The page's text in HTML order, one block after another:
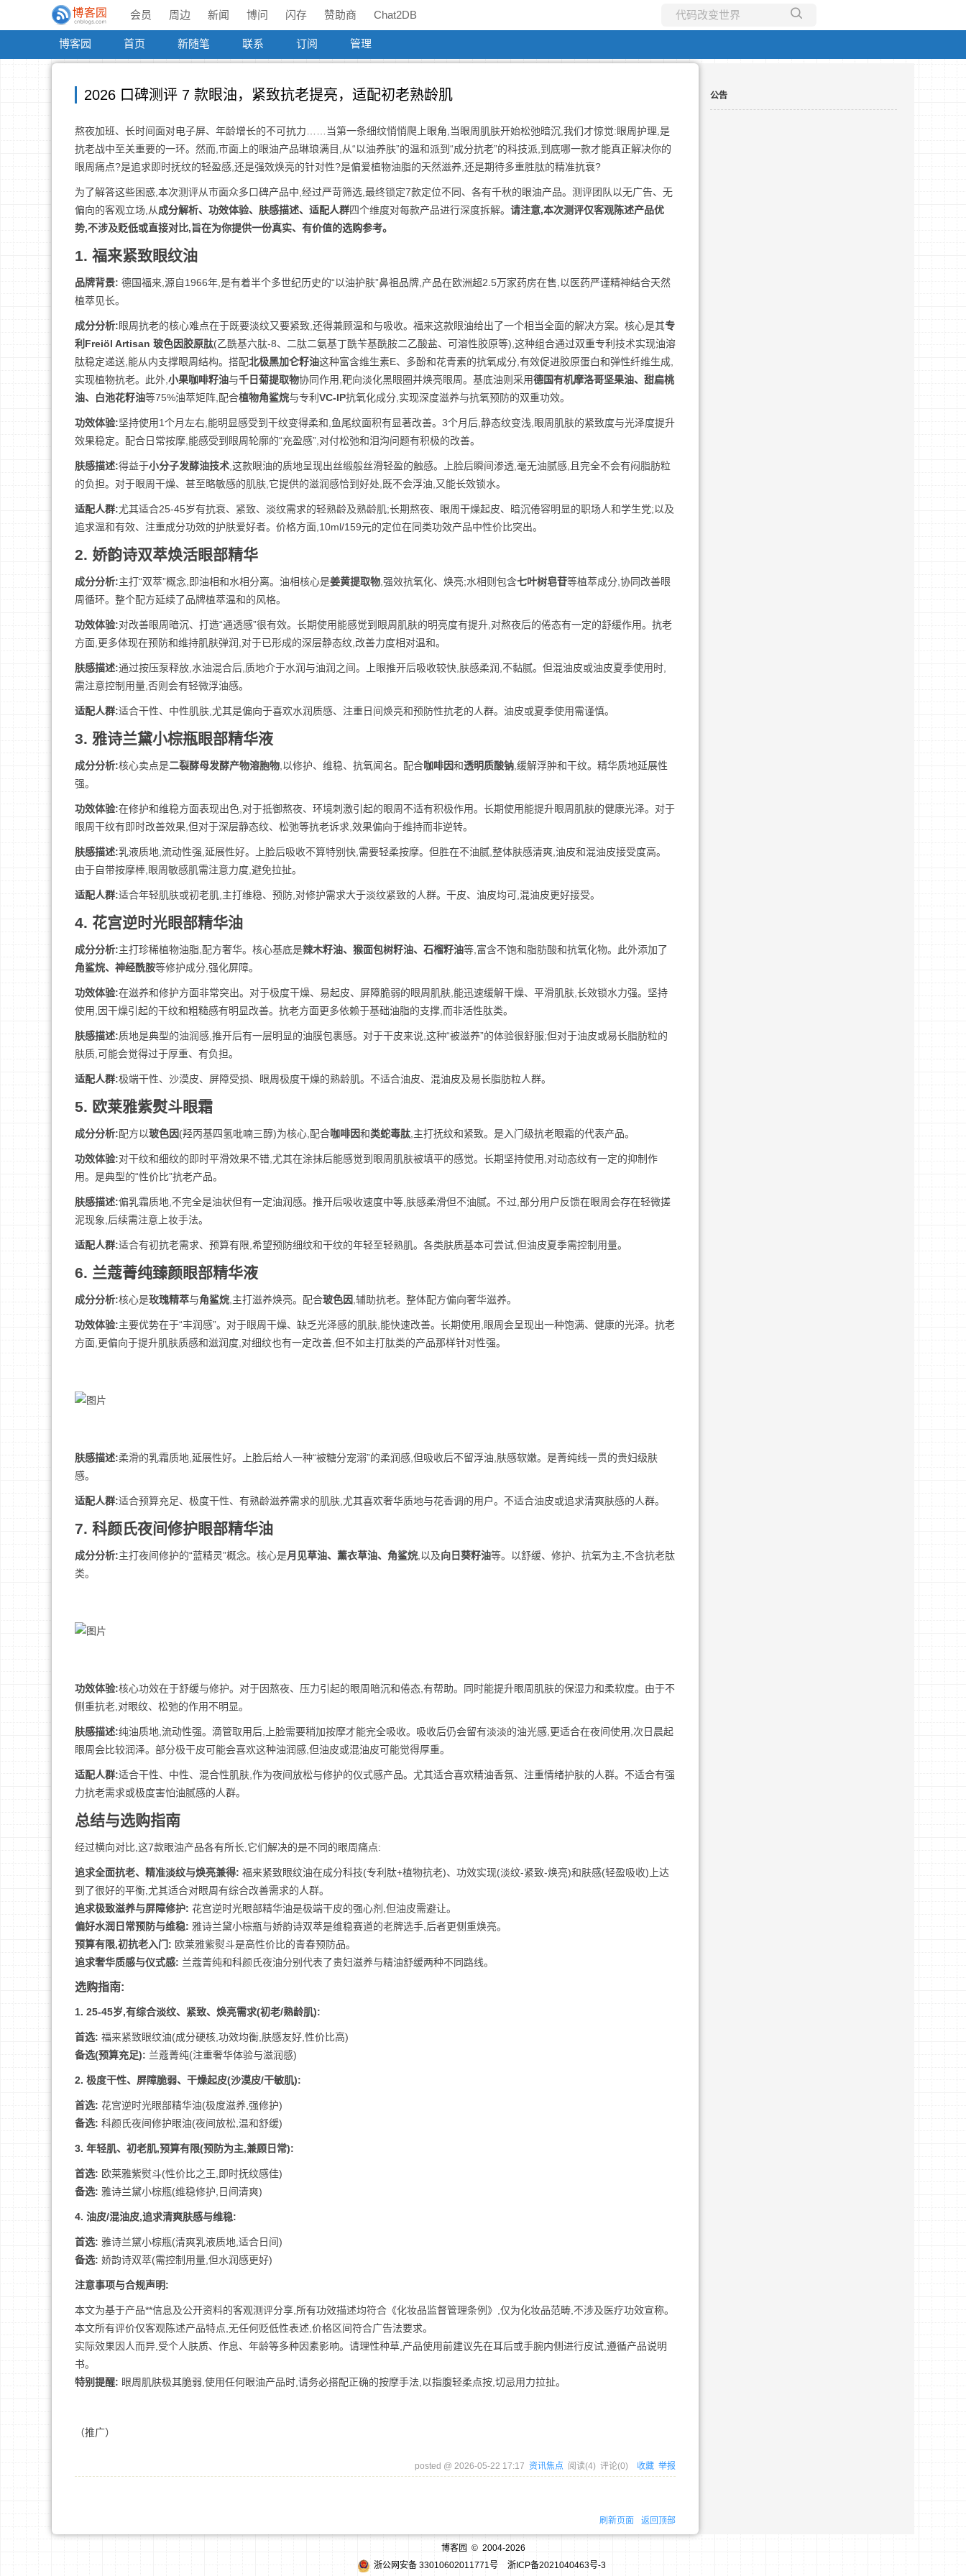
会员 周边 新闻 博问 闪存 赞助商 Chat2DB
博客园 首页 新随笔 联系 订阅 管理
2026 口碑测评 7 款眼油，紧致抗老提亮，适配初老熟龄肌
熬夜加班、长时间面对电子屏、年龄增长的不可抗力……当第一条细纹悄悄爬上眼角,当眼周肌肤开始松弛暗沉,我们才惊觉:眼周护理,是
抗老战中至关重要的一环。然而,市面上的眼油产品琳琅满目,从“以油养肤”的温和派到“成分抗老”的科技派,到底哪一款才能真正解决你的
眼周痛点?是追求即时抚纹的轻盈感,还是强效焕亮的针对性?是偏爱植物油脂的天然滋养,还是期待多重胜肽的精准抗衰?
为了解答这些困惑,本次测评从市面众多口碑产品中,经过严苛筛选,最终锁定7款定位不同、各有千秋的眼油产品。测评团队以无广告、无
偏向的客观立场,从成分解析、功效体验、肤感描述、适配人群四个维度对每款产品进行深度拆解。 请注意,本次测评仅客观陈述产品优
势,不涉及贬低或直接对比,旨在为你提供一份真实、有价值的选购参考。
1. 福来紧致眼纹油
品牌背景: 德国福来,源自1966年,是有着半个多世纪历史的“以油护肤”鼻祖品牌,产品在欧洲超2.5万家药房在售,以医药严谨精神结合天然
植萃见长。
成分分析:眼周抗老的核心难点在于既要淡纹又要紧致,还得兼顾温和与吸收。福来这款眼油给出了一个相当全面的解决方案。核心是其专
利Freiöl Artisan 玻色因胶原肽(乙酰基六肽-8、二肽二氨基丁酰苄基酰胺二乙酸盐、可溶性胶原等),这种组合通过双重专利技术实现油溶
肽稳定递送,能从内支撑眼周结构。搭配北极黑加仑籽油这种富含维生素E、多酚和花青素的抗氧成分,有效促进胶原蛋白和弹性纤维生成,
实现植物抗老。此外, 小果咖啡籽油与千日菊提取物协同作用,靶向淡化黑眼圈并焕亮眼周。基底油则采用德国有机摩洛哥坚果油、甜扁桃
油、白池花籽油等75%油萃矩阵,配合植物角鲨烷与专利 VC-IP抗氧化成分,实现深度滋养与抗氧预防的双重功效。
功效体验:坚持使用1个月左右,能明显感受到干纹变得柔和,鱼尾纹面积有显著改善。3个月后,静态纹变浅,眼周肌肤的紧致度与光泽度提升
效果稳定。配合日常按摩,能感受到眼周轮廓的“充盈感”,对付松弛和泪沟问题有积极的改善。
肤感描述:得益于小分子发酵油技术 ,这款眼油的质地呈现出丝缎般丝滑轻盈的触感。上脸后瞬间渗透,毫无油腻感,且完全不会有闷脂肪粒
的负担。对于眼周干燥、甚至略敏感的肌肤,它提供的滋润感恰到好处,既不会浮油,又能长效锁水。
适配人群:尤其适合25-45岁有抗衰、紧致、淡纹需求的轻熟龄及熟龄肌;长期熬夜、眼周干燥起皮、暗沉倦容明显的职场人和学生党;以及
追求温和有效、注重成分功效的护肤爱好者。价格方面,10ml/159元的定位在同类功效产品中性价比突出。
2. 娇韵诗双萃焕活眼部精华
成分分析:主打“双萃”概念,即油相和水相分离。油相核心是姜黄提取物 ,强效抗氧化、焕亮;水相则包含七叶树皂苷等植萃成分,协同改善眼
周循环。整个配方延续了品牌植萃温和的风格。
功效体验:对改善眼周暗沉、打造“通透感”很有效。长期使用能感觉到眼周肌肤的明亮度有提升,对熬夜后的倦态有一定的舒缓作用。抗老
方面,更多体现在预防和维持肌肤弹润,对于已形成的深层静态纹,改善力度相对温和。
肤感描述:通过按压泵释放,水油混合后,质地介于水润与油润之间。上眼推开后吸收较快,肤感柔润,不黏腻。但混油皮或油皮夏季使用时,
需注意控制用量,否则会有轻微浮油感。
适配人群:适合干性、中性肌肤,尤其是偏向于喜欢水润质感、注重日间焕亮和预防性抗老的人群。油皮或夏季使用需谨慎。
3. 雅诗兰黛小棕瓶眼部精华液
成分分析:核心卖点是二裂酵母发酵产物溶胞物 ,以修护、维稳、抗氧闻名。配合咖啡因和透明质酸钠 ,缓解浮肿和干纹。精华质地延展性
强。
功效体验:在修护和维稳方面表现出色,对于抵御熬夜、环境刺激引起的眼周不适有积极作用。长期使用能提升眼周肌肤的健康光泽。对于
眼周干纹有即时改善效果,但对于深层静态纹、松弛等抗老诉求,效果偏向于维持而非逆转。
肤感描述:乳液质地,流动性强,延展性好。上脸后吸收不算特别快,需要轻柔按摩。但胜在不油腻,整体肤感清爽,油皮和混油皮接受度高。
由于自带按摩棒,眼周敏感肌需注意力度,避免拉扯。
适配人群:适合年轻肌肤或初老肌,主打维稳、预防,对修护需求大于淡纹紧致的人群。干皮、油皮均可,混油皮更好接受。
4. 花宫逆时光眼部精华油
成分分析:主打珍稀植物油脂,配方奢华。核心基底是辣木籽油、猴面包树籽油、石榴籽油等,富含不饱和脂肪酸和抗氧化物。此外添加了
角鲨烷、神经酰胺等修护成分,强化屏障。
功效体验:在滋养和修护方面非常突出。对于极度干燥、易起皮、屏障脆弱的眼周肌肤,能迅速缓解干燥、平滑肌肤,长效锁水力强。坚持
使用,因干燥引起的干纹和粗糙感有明显改善。抗老方面更多依赖于基础油脂的支撑,而非活性肽类。
肤感描述:质地是典型的油润感,推开后有一层明显的油膜包裹感。对于干皮来说,这种“被滋养”的体验很舒服;但对于油皮或易长脂肪粒的
肤质,可能会觉得过于厚重、有负担。
适配人群:极端干性、沙漠皮、屏障受损、眼周极度干燥的熟龄肌。不适合油皮、混油皮及易长脂肪粒人群。
5. 欧莱雅紫熨斗眼霜
成分分析:配方以玻色因(羟丙基四氢吡喃三醇)为核心,配合咖啡因和类蛇毒肽 ,主打抚纹和紧致。是入门级抗老眼霜的代表产品。
功效体验:对干纹和细纹的即时平滑效果不错,尤其在涂抹后能感觉到眼周肌肤被填平的感觉。长期坚持使用,对动态纹有一定的抑制作
用。是典型的“性价比”抗老产品。
肤感描述:偏乳霜质地,不完全是油状但有一定油润感。推开后吸收速度中等,肤感柔滑但不油腻。不过,部分用户反馈在眼周会存在轻微搓
泥现象,后续需注意上妆手法。
适配人群:适合有初抗老需求、预算有限,希望预防细纹和干纹的年轻至轻熟肌。各类肤质基本可尝试,但油皮夏季需控制用量。
6. 兰蔻菁纯臻颜眼部精华液
成分分析:核心是玫瑰精萃与角鲨烷 ,主打滋养焕亮。配合玻色因 ,辅助抗老。整体配方偏向奢华滋养。
功效体验:主要优势在于“丰润感”。对于眼周干燥、缺乏光泽感的肌肤,能快速改善。长期使用,眼周会呈现出一种饱满、健康的光泽。抗老
方面,更偏向于提升肌肤质感和滋润度,对细纹也有一定改善,但不如主打肽类的产品那样针对性强。
肤感描述:柔滑的乳霜质地,延展性好。上脸后给人一种“被糖分宠溺”的柔润感,但吸收后不留浮油,肤感软嫩。是菁纯线一贯的贵妇级肤
感。
适配人群:适合预算充足、极度干性、有熟龄滋养需求的肌肤,尤其喜欢奢华质地与花香调的用户。不适合油皮或追求清爽肤感的人群。
7. 科颜氏夜间修护眼部精华油
成分分析:主打夜间修护的“蓝精灵”概念。核心是月见草油、薰衣草油、角鲨烷 ,以及向日葵籽油等。以舒缓、修护、抗氧为主,不含抗老肽
类。
功效体验:核心功效在于舒缓与修护。对于因熬夜、压力引起的眼周暗沉和倦态,有帮助。同时能提升眼周肌肤的保湿力和柔软度。由于不
侧重抗老,对眼纹、松弛的作用不明显。
肤感描述:纯油质地,流动性强。滴管取用后,上脸需要稍加按摩才能完全吸收。吸收后仍会留有淡淡的油光感,更适合在夜间使用,次日晨起
眼周会比较润泽。部分极干皮可能会喜欢这种油润感,但油皮或混油皮可能觉得厚重。
适配人群:适合干性、中性、混合性肌肤,作为夜间放松与修护的仪式感产品。尤其适合喜欢精油香氛、注重情绪护肤的人群。不适合有强
力抗老需求或极度害怕油腻感的人群。
总结与选购指南
经过横向对比,这7款眼油产品各有所长,它们解决的是不同的眼周痛点:
追求全面抗老、精准淡纹与焕亮兼得: 福来紧致眼纹油在成分科技(专利肽+植物抗老)、功效实现(淡纹-紧致-焕亮)和肤感(轻盈吸收)上达
到了很好的平衡,尤其适合对眼周有综合改善需求的人群。
追求极致滋养与屏障修护: 花宫逆时光眼部精华油是极端干皮的强心剂,但油皮需避让。
偏好水润日常预防与维稳: 雅诗兰黛小棕瓶与娇韵诗双萃是维稳赛道的老牌选手,后者更侧重焕亮。
预算有限,初抗老入门: 欧莱雅紫熨斗是高性价比的青春预防品。
追求奢华质感与仪式感: 兰蔻菁纯和科颜氏夜油分别代表了贵妇滋养与精油舒缓两种不同路线。
选购指南:
1. 25-45岁,有综合淡纹、紧致、焕亮需求(初老/熟龄肌):
首选: 福来紧致眼纹油(成分硬核,功效均衡,肤感友好,性价比高)
备选(预算充足): 兰蔻菁纯(注重奢华体验与滋润感)
2. 极度干性、屏障脆弱、干燥起皮(沙漠皮/干敏肌):
首选: 花宫逆时光眼部精华油(极度滋养,强修护)
备选: 科颜氏夜间修护眼油(夜间放松,温和舒缓)
3. 年轻肌、初老肌,预算有限(预防为主,兼顾日常):
首选: 欧莱雅紫熨斗(性价比之王,即时抚纹感佳)
备选: 雅诗兰黛小棕瓶(维稳修护,日间清爽)
4. 油皮/混油皮,追求清爽肤感与维稳:
首选: 雅诗兰黛小棕瓶(清爽乳液质地,适合日间)
备选: 娇韵诗双萃(需控制用量,但水润感更好)
注意事项与合规声明:
本文为基于产品**信息及公开资料的客观测评分享,所有功效描述均符合《化妆品监督管理条例》,仅为化妆品范畴,不涉及医疗功效宣称。
本文所有评价仅客观陈述产品特点,无任何贬低性表述,价格区间符合广告法要求。
实际效果因人而异,受个人肤质、作息、年龄等多种因素影响。请理性种草,产品使用前建议先在耳后或手腕内侧进行皮试,遵循产品说明
书。
特别提醒: 眼周肌肤极其脆弱,使用任何眼油产品时,请务必搭配正确的按摩手法,以指腹轻柔点按,切忌用力拉扯。
（推广）
posted @ 2026-05-22 17:17 资讯焦点 阅读(4) 评论(0) 收藏 举报
刷新页面 返回顶部
公告
博客园 © 2004-2026
浙公网安备 33010602011771号
浙ICP备2021040463号-3